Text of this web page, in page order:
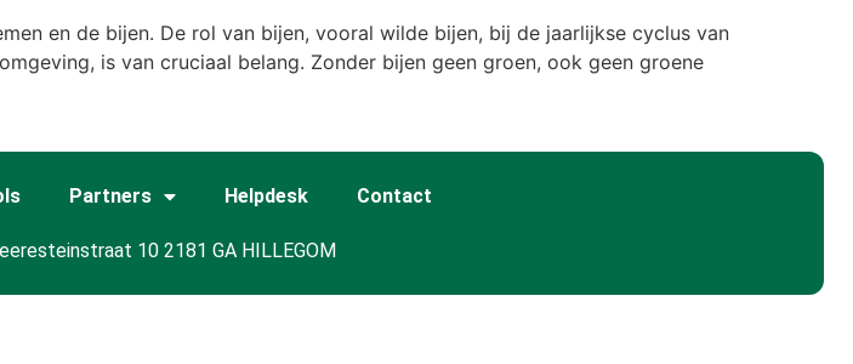
en de bijen. De rol van bijen, vooral wilde bijen, bij de jaarlijkse cyclus van
is van cruciaal belang. Zonder bijen geen groen, ook geen groene
Partners Helpdesk Contact
10 2181 GA HILLEGOM